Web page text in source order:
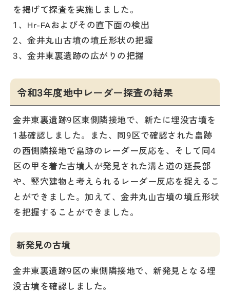
を掲げて探査を実施しました。
1、Hr-FAおよびその直下面の検出
2、金井丸山古墳の墳丘形状の把握
3、金井東裏遺跡の広がりの把握
令和3年度地中レーダー探査の結果
金井東裏遺跡9区東側隣接地で、新たに埋没古墳を
1基確認しました。また、同9区で確認された畠跡
の西側隣接地で畠跡のレーダー反応を、そして同4
区の甲を着た古墳人が発見された溝と道の延長部
や、竪穴建物と考えられるレーダー反応を捉えるこ
とができました。加えて、金井丸山古墳の墳丘形状
を把握することができました。
新発見の古墳
金井東裏遺跡9区の東側隣接地で、新発見となる埋
没古墳を確認しました。